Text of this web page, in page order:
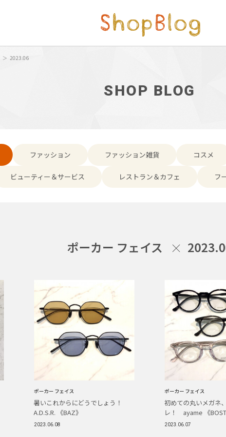
2023.06
SHOP BLOG
ファッション ファッション雑貨 コスメ
ビューティー＆サービス レストラン＆カフェ フ
ポーカー フェイス
ポーカー フェイス
暑いこれからにどうでしょう！
A.D.S.R. 《BAZ》
2023.06.08
ポーカー フェイス
初めての丸いメガネ
レ！ ayame 《
2023.06.07